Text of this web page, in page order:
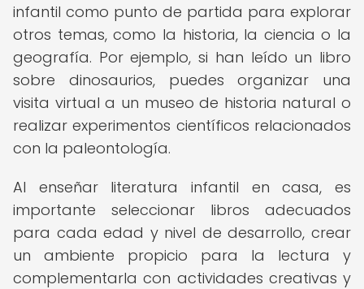
infantil como punto de partida para explorar
otros temas, como la historia, la ciencia o la
geografía. Por ejemplo, si han leído un libro
sobre dinosaurios, puedes organizar una
visita virtual a un museo de historia natural o
realizar experimentos científicos relacionados
con la paleontología.
Al enseñar literatura infantil en casa, es
importante seleccionar libros adecuados
para cada edad y nivel de desarrollo, crear
un ambiente propicio para la lectura y
complementarla con actividades creativas y